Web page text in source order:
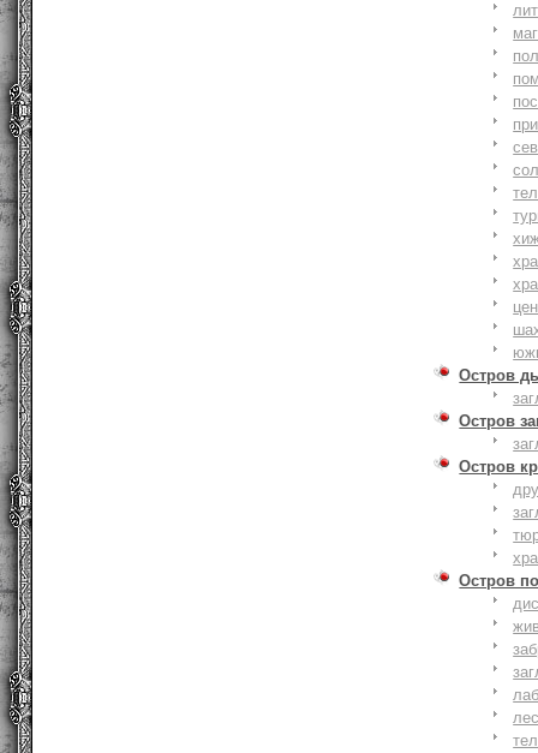
Остров
Остров
Остров
Остров